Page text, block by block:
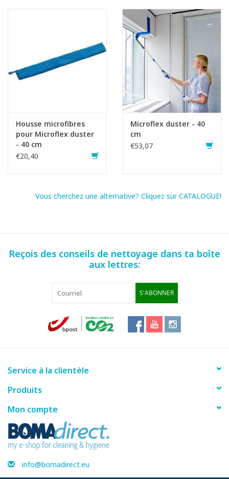
Housse microfibres
pour Microflex duster
- 40 cm
€20,40
Microflex duster - 40
cm
€53,07
Vous cherchez une alternative? Cliquez sur CATALOGUE!
Reçois des conseils de nettoyage dans ta boîte
aux lettres:
S'ABONNER
Service à la clientèle
Produits
Mon compte
info@bomadirect.eu